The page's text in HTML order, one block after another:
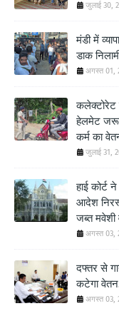
जुलाई 30,
मंडी में
डाक
अगस्त 01,
कलेक्टोरेट
हेलमेट
कर्म का
जुलाई 31,
हाई कोर्ट
आदेश
जब्त मवेशी
अगस्त 03,
दफ्तर से
कटेगा
अगस्त 03,